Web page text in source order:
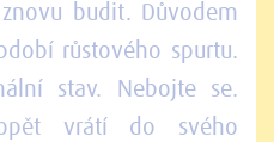
budit. Důvodem
růstového spurtu.
stav. Nebojte se.
vrátí do svého